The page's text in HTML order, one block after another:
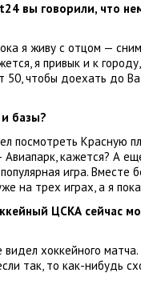
вы говорили, что
я живу с отцом —
, я привык и к городу,
50, чтобы доехать до
базы?
посмотреть Красную
Авиапарк, кажется? А
игра. Вместе
на трех играх, а я
ЦСКА сейчас
хоккейного
так, то как-нибудь